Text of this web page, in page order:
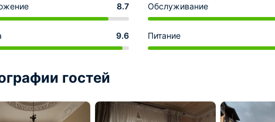
8.7 Обслуживание
9.6 Питание
гостей